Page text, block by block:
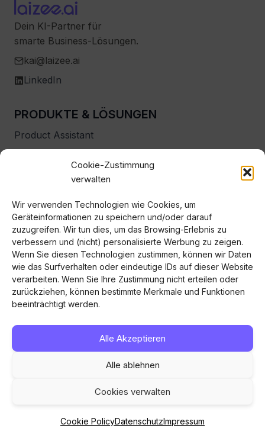
Cookie-Zustimmung
verwalten
Wir verwenden Technologien wie Cookies, um
Geräteinformationen zu speichern und/oder darauf
zuzugreifen. Wir tun dies, um das Browsing-Erlebnis zu
verbessern und (nicht) personalisierte Werbung zu zeigen.
Wenn Sie diesen Technologien zustimmen, können wir Daten
wie das Surfverhalten oder eindeutige IDs auf dieser Website
verarbeiten. Wenn Sie Ihre Zustimmung nicht erteilen oder
zurückziehen, können bestimmte Merkmale und Funktionen
beeinträchtigt werden.
Alle Akzeptieren
Alle ablehnen
Cookies verwalten
Cookie PolicyDatenschutzImpressum
Dein KI-Partner für
smarte Business-Lösungen.
kai@laizee.ai
LinkedIn
PRODUKTE & LÖSUNGEN
Product Assistant
RESSOURCEN
Blog
UNTERNEHMEN
Über Uns
Kontakt
© 2026 laizee.ai Alle Rechte vorbehalten.
Cookie Policy